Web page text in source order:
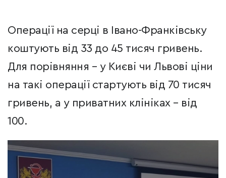
Операції на серці в Івано-Франківську
коштують від 33 до 45 тисяч гривень.
Для порівняння – у Києві чи Львові ціни
на такі операції стартують від 70 тисяч
гривень, а у приватних клініках – від
100.